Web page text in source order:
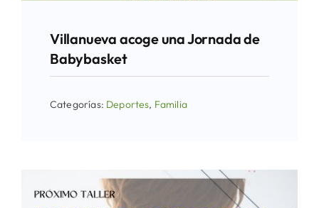
Villanueva acoge una Jornada de
Babybasket
Categorías: Deportes, Familia